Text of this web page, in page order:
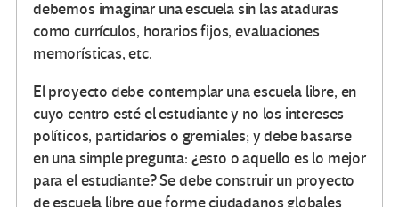
debemos imaginar una escuela sin las ataduras
como currículos, horarios fijos, evaluaciones
memorísticas, etc.
El proyecto debe contemplar una escuela libre, en
cuyo centro esté el estudiante y no los intereses
políticos, partidarios o gremiales; y debe basarse
en una simple pregunta: ¿esto o aquello es lo mejor
para el estudiante? Se debe construir un proyecto
de escuela libre que forme ciudadanos globales